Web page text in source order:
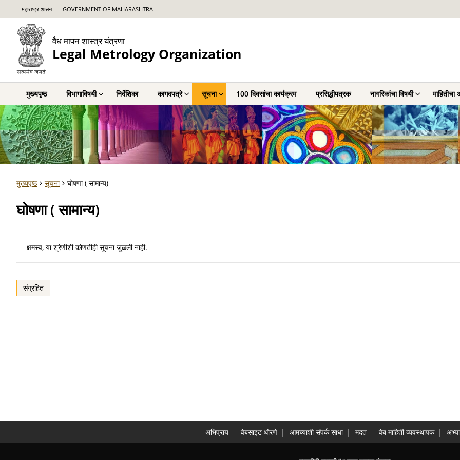
महाराष्ट्र शासन GOVERNMENT OF MAHARASHTRA
वैध मापन शास्त्र यंत्रणा
Legal Metrology Organization
मुख्यपृष्ठ विभागाविषयी निर्देशिका कागदपत्रे सूचना 100 दिवसांचा कार्यक्रम प्रसिद्धीपत्रक नागरिकांचा विषयी माहितीचा
मुख्यपृष्ठ सूचना घोषणा ( सामान्य)
घोषणा ( सामान्य)
क्षमस्व, या श्रेणीशी कोणतीही सूचना जुळली नाही.
संग्रहित
अभिप्राय वेबसाइट धोरणे आमच्याशी संपर्क साधा मदत वेब माहिती व्यवस्थापक